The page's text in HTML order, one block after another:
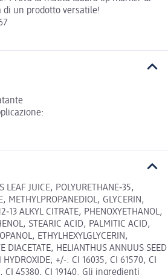
di un prodotto versatile!
LEAF JUICE, POLYURETHANE‐35,
METHYLPROPANEDIOL, GLYCERIN,
ALKYL CITRATE, PHENOXYETHANOL,
STEARIC ACID, PALMITIC ACID,
ETHYLHEXYLGLYCERIN,
DIACETATE, HELIANTHUS ANNUUS SEED
+/-: CI 16035, CI 61570, CI
CI 45380, CI 19140. Gli ingredienti